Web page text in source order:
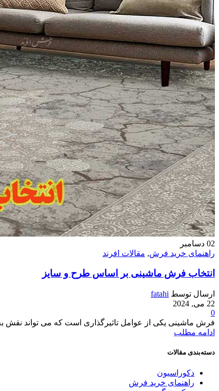
02 دسامبر
راهنمای خرید فرش, مقالات افرند
انتخاب فرش ماشینی بر اساس طرح و سایز
ارسال توسط fatahi
22 می, 2024
0
فرش ماشینی یکی از عوامل تاثیرگذاری است که می تواند نقش
ادامه مطلب
دسته‌بندی مقالات
دکوراسیون
راهنمای خرید فرش